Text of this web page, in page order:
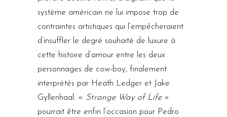
système américain ne lui impose trop de
contraintes artistiques qui l’empêcheraient
d’insuffler le degré souhaité de luxure à
cette histoire d’amour entre les deux
personnages de cow-boy, finalement
interprétés par Heath Ledger et Jake
Gyllenhaal. « Strange Way of Life »
pourrait être enfin l’occasion pour Pedro